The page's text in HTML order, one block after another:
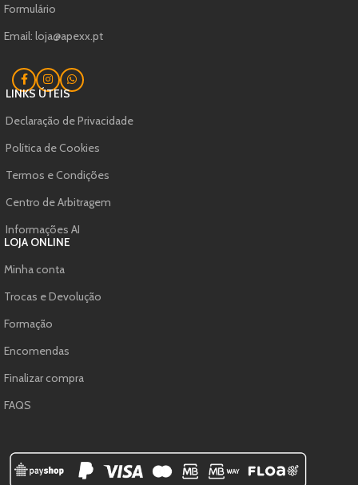
Formulário
Email: loja@apexx.pt
LINKS ÚTEIS
Declaração de Privacidade
Política de Cookies
Termos e Condições
Centro de Arbitragem
Informações AI
LOJA ONLINE
Minha conta
Trocas e Devolução
Formação
Encomendas
Finalizar compra
FAQS